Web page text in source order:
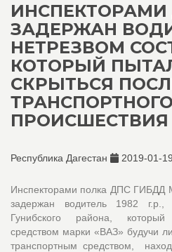
ИНСПЕКТОРАМИ
ЗАДЕРЖАН
НЕТРЕЗВОМ
КОТОРЫЙ
СКРЫТЬСЯ
ТРАНСПОРТНОГО
ПРОИСШЕСТВИЯ
Республика Дагестан 2019-01-
Инспекторами полка ДПС ГИБДД
задержан водитель 1982
Гунибского района,
средством марки «ВАЗ» будучи
транспортным средством,